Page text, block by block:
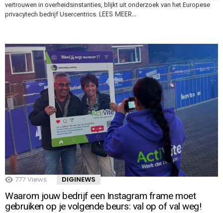
vertrouwen in overheidsinstanties, blijkt uit onderzoek van het Europese
privacytech bedrijf Usercentrics. LEES MEER…
777 Views DIGINEWS
Waarom jouw bedrijf een Instagram frame moet
gebruiken op je volgende beurs: val op of val weg!